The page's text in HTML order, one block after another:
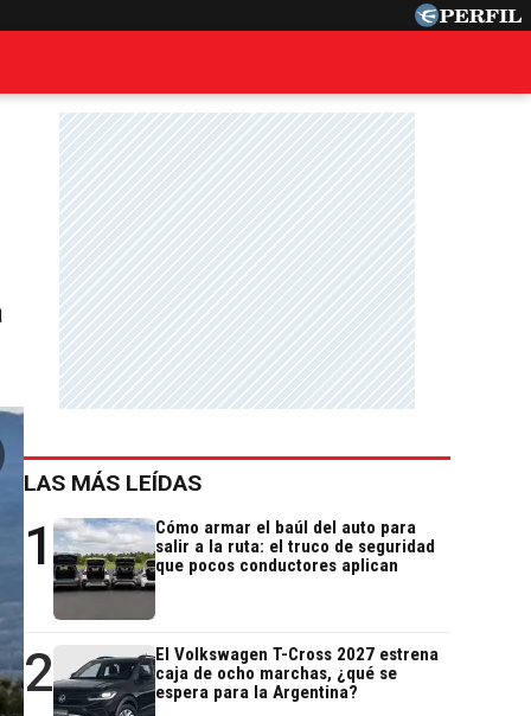
LAS MÁS LEÍDAS
1
Cómo armar el baúl del auto para
salir a la ruta: el truco de seguridad
que pocos conductores aplican
2
El Volkswagen T-Cross 2027 estrena
caja de ocho marchas, ¿qué se
espera para la Argentina?